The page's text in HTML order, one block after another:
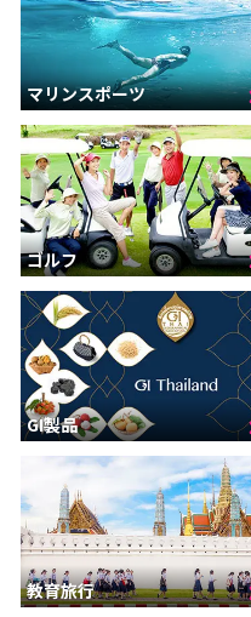
マリンスポーツ
ゴルフ
GI製品
教育旅行